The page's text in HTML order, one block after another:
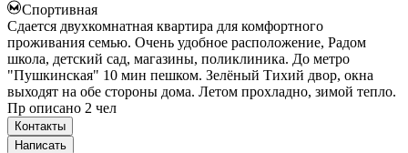
Спортивная
Сдается двухкомнатная квартира для комфортного
проживания семью. Очень удобное расположение, Радом
школа, детский сад, магазины, поликлиника. До метро
"Пушкинская" 10 мин пешком. Зелёный Тихий двор, окна
выходят на обе стороны дома. Летом прохладно, зимой тепло.
Пр описано 2 чел
Контакты
Написать